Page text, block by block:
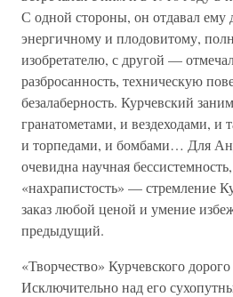
С одной стороны, он отдавал ему
энергичному и плодовитому,
изобретателю, с другой —
разбросанность, техническую
безалаберность. Курчевский
гранатометами, и вездеходами, и
и торпедами, и бомбами… Для
очевидна научная
«нахрапистость» — стремление
заказ любой ценой и умение
предыдущий.
«Творчество» Курчевского
Исключительно над его